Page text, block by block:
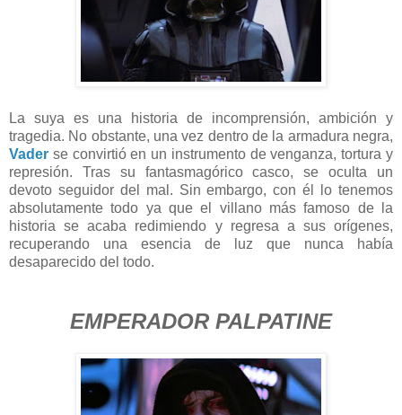
La suya es una historia de incomprensión, ambición y
tragedia. No obstante, una vez dentro de la armadura negra,
Vader se convirtió en un instrumento de venganza, tortura y
represión. Tras su fantasmagórico casco, se oculta un
devoto seguidor del mal. Sin embargo, con él lo tenemos
absolutamente todo ya que el villano más famoso de la
historia se acaba redimiendo y regresa a sus orígenes,
recuperando una esencia de luz que nunca había
desaparecido del todo.
EMPERADOR PALPATINE